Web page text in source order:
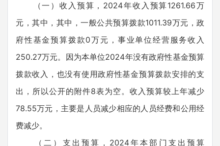
（一）收入预算，2024年收入预算1261.66万
元，其中，其中，一般公共预算拨款1011.39万元，政
府性基金预算拨款0万元，事业单位经营服务收入
250.27万元。因为本单位2024年没有政府性基金预算
拨款收入，也没有使用政府性基金预算拨款安排的支
出，所以公开的附件8表为空。收入预算较上年减少
78.55万元，主要是人员减少相应的人员经费和公用经
费减少。
（二）支出预算，2024年本部门支出预算